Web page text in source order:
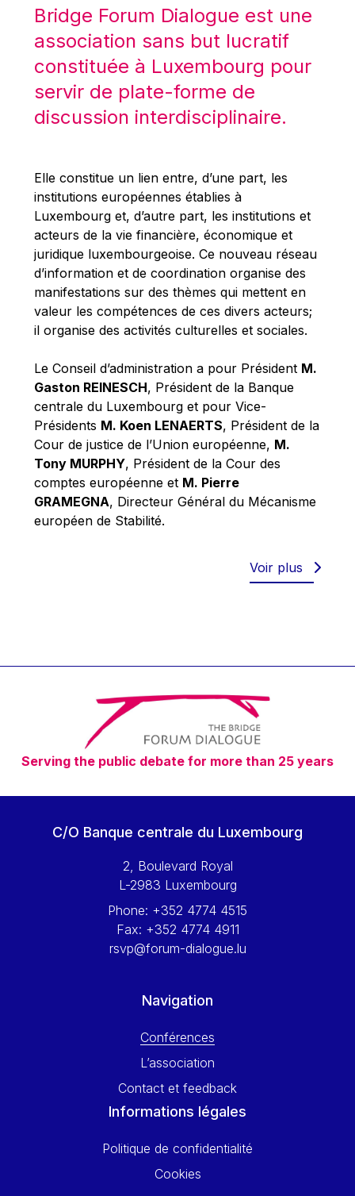
Mario Centeno
Mario Monti
Maroš ŠEFČOVIČ
Martin Bailey
Martine Reicherts
Michael Sohlman
Michel Goedert
Mireille Delmas-Marty
Nobuo Tanaka
Otmar Issing
Paolo Mengozzi
Paschal Donohoe
Pat Cox
Patrizia Nanz
Philippe Maystadt
Pierre Gramegna
Richard Pelly
Robert Goebbels
Robert REYNDERS
Timothy Radcliffe
Vaclav Klaus
Vassilios Skouris
Vítor Manuel da Silva Caldeira
Viviane Reding
Walter Hagg
Wolfgang Ketterle
Yossi Beillin
Yves FRANCHET
Bridge Forum Dialogue est une
association sans but lucratif
constituée à Luxembourg pour
servir de plate-forme de
discussion interdisciplinaire.
Elle constitue un lien entre, d’une part, les
institutions européennes établies à
Luxembourg et, d’autre part, les institutions et
acteurs de la vie financière, économique et
juridique luxembourgeoise. Ce nouveau réseau
d’information et de coordination organise des
manifestations sur des thèmes qui mettent en
valeur les compétences de ces divers acteurs;
il organise des activités culturelles et sociales.
Le Conseil d’administration a pour Président M.
Gaston REINESCH, Président de la Banque
centrale du Luxembourg et pour Vice-
Présidents M. Koen LENAERTS, Président de la
Cour de justice de l’Union européenne, M.
Tony MURPHY, Président de la Cour des
comptes européenne et M. Pierre
GRAMEGNA, Directeur Général du Mécanisme
européen de Stabilité.
Voir plus
Serving the public debate for more than 25 years
C/O Banque centrale du Luxembourg
2, Boulevard Royal
L-2983 Luxembourg
Phone: +352 4774 4515
Fax: +352 4774 4911
rsvp@forum-dialogue.lu
Navigation
Conférences
L’association
Contact et feedback
Informations légales
Politique de confidentialité
Cookies